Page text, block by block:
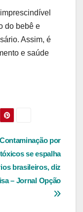
do bebê e
Assim, é
e saúde
Contaminação por
se espalha
brasileiros, diz
– Jornal Opção